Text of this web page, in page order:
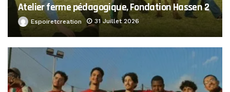
Atelier ferme pédagogique, Fondation Hassen 2
Espoiretcreation 31 Juillet 2026